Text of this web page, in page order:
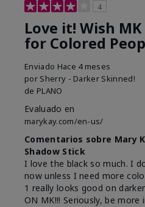
4
Love it! Wish
for Colored
Enviado Hace 4 meses
por Sherry - Darker Skinned!
de PLANO
Evaluado en
marykay.com/en-us/
Comentarios sobre Mary
Shadow Stick
I love the black so much. I
now unless I need more
1 really looks good on
ON MK!!! Seriously, be more